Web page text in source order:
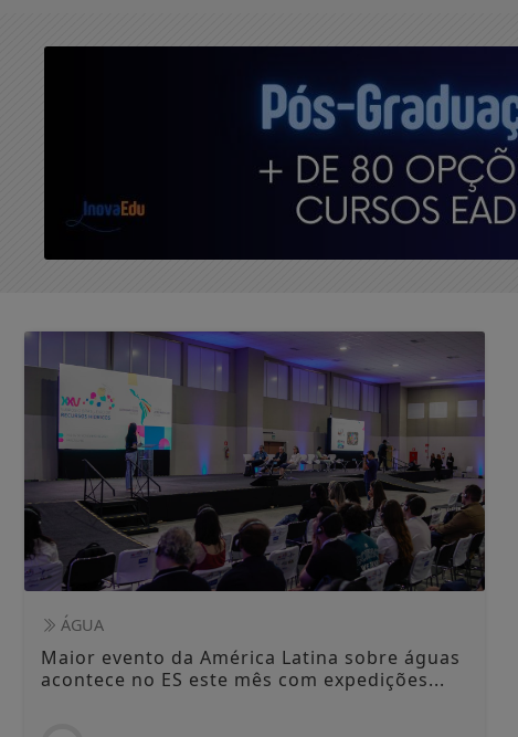
ÁGUA
Maior evento da América Latina sobre águas
acontece no ES este mês com expedições...